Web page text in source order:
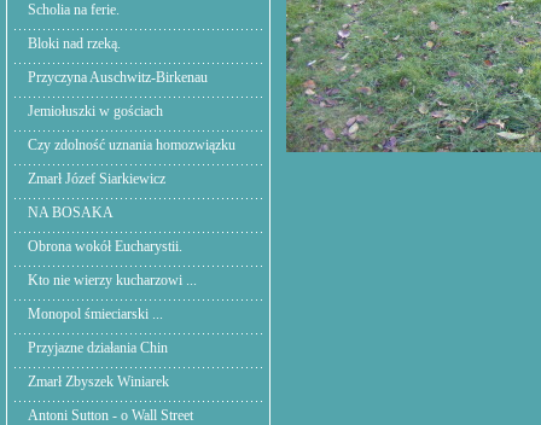
Scholia na ferie.
Bloki nad rzeką.
Przyczyna Auschwitz-Birkenau
Jemiołuszki w gościach
Czy zdolność uznania homozwiązku
Zmarł Józef Siarkiewicz
NA BOSAKA
Obrona wokół Eucharystii.
Kto nie wierzy kucharzowi ...
Monopol śmieciarski ...
Przyjazne działania Chin
Zmarł Zbyszek Winiarek
Antoni Sutton - o Wall Street